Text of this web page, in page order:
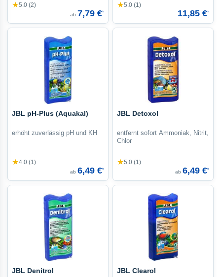
★5.0 (2)
ab 7,79 €*
★5.0 (1)
11,85 €*
JBL pH-Plus (Aquakal)
erhöht zuverlässig pH und KH
★4.0 (1)
ab 6,49 €*
JBL Detoxol
entfernt sofort Ammoniak, Nitrit,
Chlor
★5.0 (1)
ab 6,49 €*
JBL Denitrol JBL Clearol